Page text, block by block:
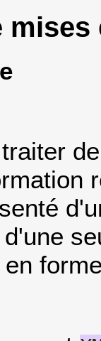
mises
en